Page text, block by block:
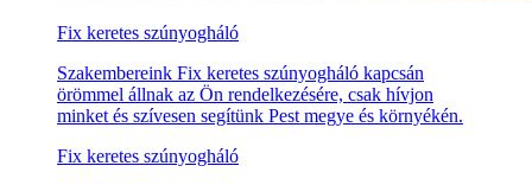
Fix keretes szúnyogháló
Szakembereink Fix keretes szúnyogháló kapcsán
örömmel állnak az Ön rendelkezésére, csak hívjon
minket és szívesen segítünk Pest megye és környékén.
Fix keretes szúnyogháló